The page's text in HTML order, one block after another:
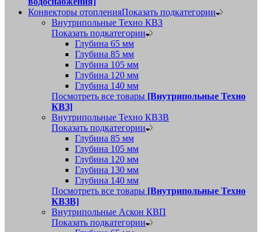
Конвекторы отопленияПоказать подкатегории
Внутрипольные Техно КВЗ
Показать подкатегории
Глубина 65 мм
Глубина 85 мм
Глубина 105 мм
Глубина 120 мм
Глубина 140 мм
Посмотреть все товары [Внутрипольные Техно
КВЗ]
Внутрипольные Техно КВЗВ
Показать подкатегории
Глубина 85 мм
Глубина 105 мм
Глубина 120 мм
Глубина 130 мм
Глубина 140 мм
Посмотреть все товары [Внутрипольные Техно
КВЗВ]
Внутрипольные Аскон КВП
Показать подкатегории